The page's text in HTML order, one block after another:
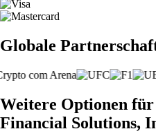
Globale
Weitere Optionen
Financial Solutions,